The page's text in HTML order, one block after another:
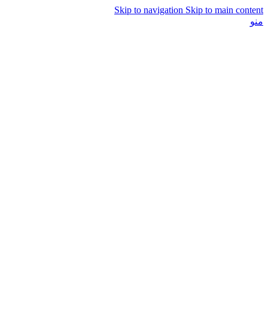
Skip to navigation Skip to main content
منو